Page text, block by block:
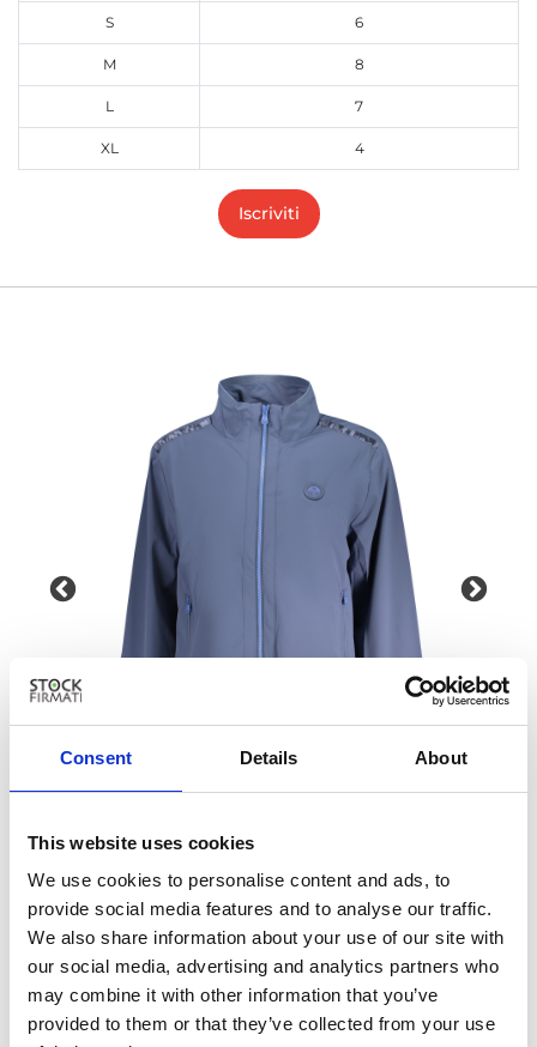
Consent Details About
This website uses cookies
We use cookies to personalise content and ads, to
provide social media features and to analyse our traffic.
We also share information about your use of our site with
our social media, advertising and analytics partners who
may combine it with other information that you’ve
provided to them or that they’ve collected from your use
S 6
M 8
L 7
XL 4
Iscriviti
NORTH SAILS
Giubbotti e Giacche - Donna - Blu
Dettagli
Vedi Prezzo